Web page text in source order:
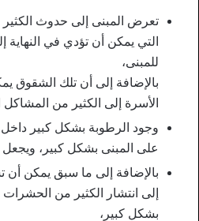
تعرض المبنى إلى حدوث
التي يمكن أن تؤدي في النهاية
للمبنى،
بالإضافة إلى أن تلك الشقوق
الأسرة إلى الكثير من
وجود الرطوبة بشكل كبير داخل
على المبنى بشكل كبير، ويجعل
بالإضافة إلى ما سبق يمكن
إلى انتشار الكثير من
بشكل كبير،